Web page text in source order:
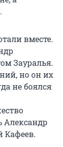
вместе.
Зауралья.
но он их
не боялся
Александр
Кафеев.